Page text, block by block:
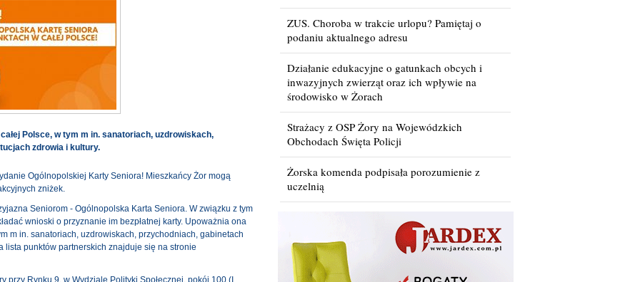
Polsce, w tym m in. sanatoriach, uzdrowiskach,
zdrowia i kultury.
Ogólnopolskiej Karty Seniora! Mieszkańcy Żor mogą
zniżek.
Seniorom - Ogólnopolska Karta Seniora. W związku z tym
wnioski o przyznanie im bezpłatnej karty. Upoważnia ona
m in. sanatoriach, uzdrowiskach, przychodniach, gabinetach
lista punktów partnerskich znajduje się na stronie
przy Rynku 9, w Wydziale Polityki Społecznej, pokój 100 (I
ZUS. Choroba w trakcie urlopu? Pamiętaj o
podaniu aktualnego adresu
Działanie edukacyjne o gatunkach obcych i
inwazyjnych zwierząt oraz ich wpływie na
środowisko w Żorach
Strażacy z OSP Żory na Wojewódzkich
Obchodach Święta Policji
Żorska komenda podpisała porozumienie z
uczelnią